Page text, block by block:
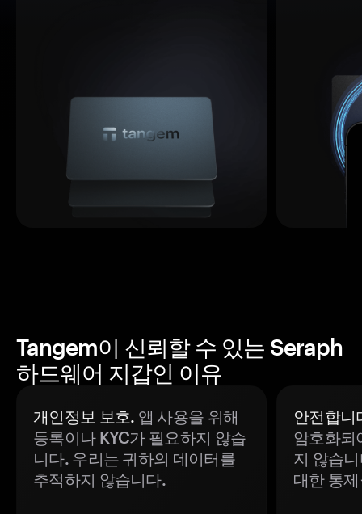
Tangem이 신뢰할 수 있는 Seraph
하드웨어 지갑인 이유
개인정보 보호. 앱 사용을 위해
등록이나 KYC가 필요하지 않습
니다. 우리는 귀하의 데이터를
추적하지 않습니다.
안전합니
암호화되
지 않습
대한 통